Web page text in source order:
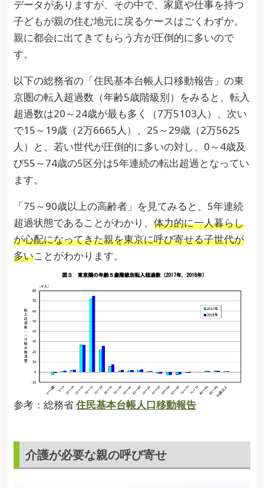
データがありますが、その中で、家庭や仕事を持つ
子どもが親の住む地元に戻るケースはごくわずか。
親に都会に出てきてもらう方が圧倒的に多いので
す。
以下の総務省の「住民基本台帳人口移動報告」の東
京圏の転入超過数（年齢5歳階級別）をみると、転入
超過数は20～24歳が最も多く（7万5103人）、次い
で15～19歳（2万6665人）、25～29歳（2万5625
人）と、若い世代が圧倒的に多いの対し、0～4歳及
び55～74歳の5区分は5年連続の転出超過となってい
ます。
「75～90歳以上の高齢者」を見てみると、5年連続
超過状態であることがわかり、体力的に一人暮らし
が心配になってきた親を東京に呼び寄せる子世代が
多いことがわかります。
参考：総務省住民基本台帳人口移動報告
介護が必要な親の呼び寄せ